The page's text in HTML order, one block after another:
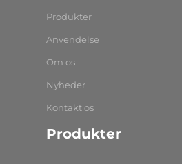
Produkter
Anvendelse
Om os
Nyheder
Kontakt os
Produkter